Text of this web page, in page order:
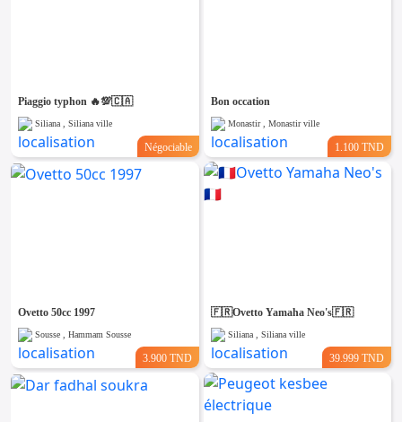
Piaggio typhon 🔥💯🇨🇦
Siliana , Siliana ville
Négociable
Bon occation
Monastir , Monastir ville
1.100 TND
Ovetto 50cc 1997
Sousse , Hammam Sousse
3.900 TND
🇫🇷Ovetto Yamaha Neo's🇫🇷
Siliana , Siliana ville
39.999 TND